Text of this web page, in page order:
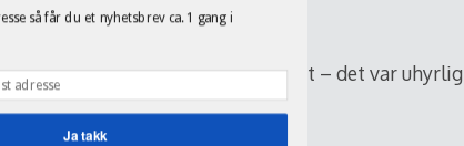
at jeg stod opp mer enn satt – det var uhyrlig
vant med 14 1/2 mot 13 1/2.
så får du et nyhetsbrev ca. 1 gang i
Ja takk